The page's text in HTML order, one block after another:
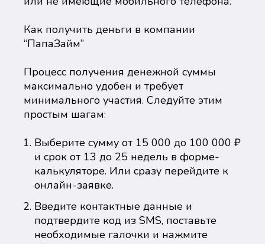
Как получить деньги в компании
“ПапаЗайм”
Процесс получения денежной суммы
максимально удобен и требует
минимального участия. Следуйте этим
простым шагам:
Выберите сумму от 15 000 до 100 000 ₽
и срок от 13 до 25 недель в форме-
калькуляторе. Или сразу перейдите к
онлайн-заявке.
Введите контактные данные и
подтвердите код из SMS, поставьте
необходимые галочки и нажмите